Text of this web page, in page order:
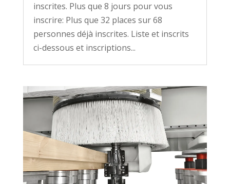
inscrites. Plus que 8 jours pour vous
inscrire: Plus que 32 places sur 68
personnes déjà inscrites. Liste et inscrits
ci-dessous et inscriptions...